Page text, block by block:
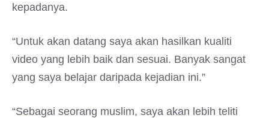
kepadanya.
“Untuk akan datang saya akan hasilkan kualiti
video yang lebih baik dan sesuai. Banyak sangat
yang saya belajar daripada kejadian ini.”
“Sebagai seorang muslim, saya akan lebih teliti